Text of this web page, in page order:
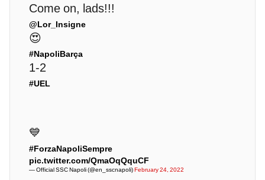
Come on, lads!!!
@Lor_Insigne
😍
#NapoliBarça
1-2
#UEL
💙
#ForzaNapoliSempre
pic.twitter.com/QmaOqQquCF
— Official SSC Napoli (@en_sscnapoli)February 24, 2022